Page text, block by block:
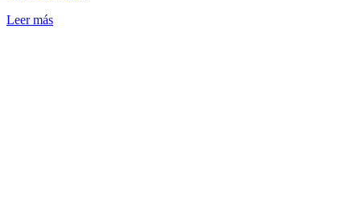
Leer más